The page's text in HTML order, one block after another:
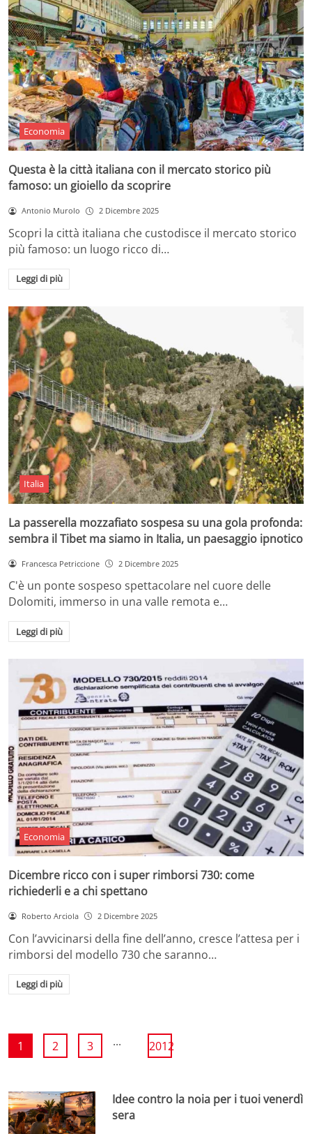
Economia
Questa è la città italiana con il mercato storico più
famoso: un gioiello da scoprire
Antonio Murolo 2 Dicembre 2025
Scopri la città italiana che custodisce il mercato storico
più famoso: un luogo ricco di…
Leggi di più
Italia
La passerella mozzafiato sospesa su una gola profonda:
sembra il Tibet ma siamo in Italia, un paesaggio ipnotico
Francesca Petriccione 2 Dicembre 2025
C'è un ponte sospeso spettacolare nel cuore delle
Dolomiti, immerso in una valle remota e…
Leggi di più
Economia
Dicembre ricco con i super rimborsi 730: come
richiederli e a chi spettano
Roberto Arciola 2 Dicembre 2025
Con l’avvicinarsi della fine dell’anno, cresce l’attesa per i
rimborsi del modello 730 che saranno…
Leggi di più
1 2 3 ... 2012
Idee contro la noia per i tuoi venerdì
sera